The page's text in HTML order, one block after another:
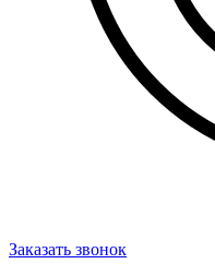
Заказать звонок